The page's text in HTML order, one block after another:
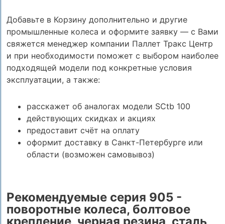
Добавьте в Корзину дополнительно и другие
промышленные колеса и оформите заявку — с Вами
свяжется менеджер компании Паллет Тракс Центр
и при необходимости поможет с выбором наиболее
подходящей модели под конкретные условия
эксплуатации, а также:
расскажет об аналогах модели SCtb 100
действующих скидках и акциях
предоставит счёт на оплату
оформит доставку в Санкт-Петербурге или
области (возможен самовывоз)
Рекомендуемые серия 905 -
поворотные колеса, болтовое